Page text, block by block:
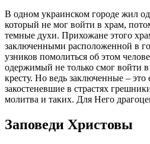
В одном украинском городе жил
который не мог войти в храм,
темные духи. Прихожане этого
заключенными расположенной в
узников помолиться об этом
одержимый не только смог войти
кресту. Но ведь заключенные – это
закостеневшие в страстях
молитва и таких. Для Него
Заповеди Христовы